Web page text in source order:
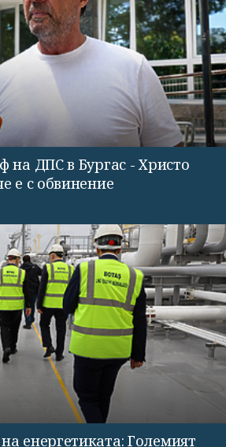
на ДПС в Бургас - Христо
е с обвинение
енергетиката: Големият